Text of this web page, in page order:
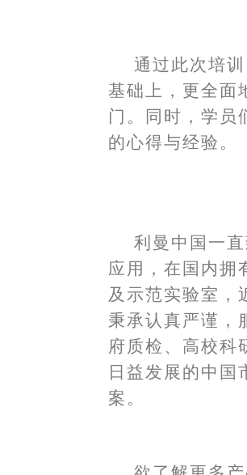
通过此次培
基础上，更全面
门。同时，学员
的心得与经验。
利曼中国一
应用，在国内拥
及示范实验室，
秉承认真严谨，
府质检、高校科
日益发展的中国
案。